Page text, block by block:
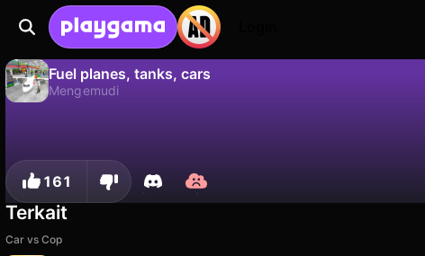
Fuel planes, tanks, cars
Mengemudi
161
Terkait
Car vs Cop